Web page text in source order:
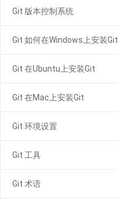
Git 版本控制系统
Git 如何在Windows上安装Git
Git 在Ubuntu上安装Git
Git 在Mac上安装Git
Git 环境设置
Git 工具
Git 术语